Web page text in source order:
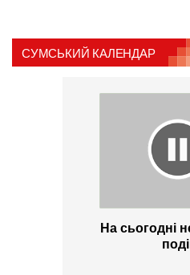
СУМСЬКИЙ КАЛЕНДАР
На сьогодні